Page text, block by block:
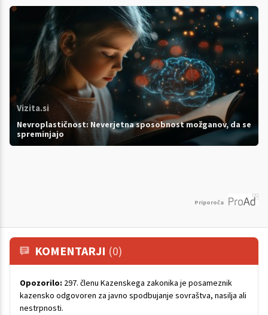
Vizita.si
Nevroplastičnost: Neverjetna sposobnost možganov, da se
spreminjajo
Priporoča
KOMENTARJI (0)
Opozorilo: 297. členu Kazenskega zakonika je posameznik
kazensko odgovoren za javno spodbujanje sovraštva, nasilja ali
nestrpnosti.